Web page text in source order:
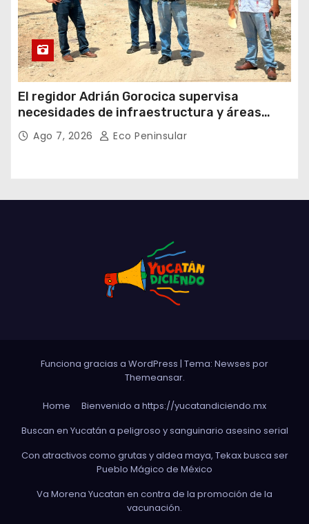
El regidor Adrián Gorocica supervisa
necesidades de infraestructura y áreas
públicas en la comisaría de Caucel
Ago 7, 2026 Eco Peninsular
Funciona gracias a WordPress | Tema: Newses por
Themeansar.
Home
Bienvenido a https://yucatandiciendo.mx
Buscan en Yucatán a peligroso y sanguinario asesino serial
Con atractivos como grutas y aldea maya, Tekax busca ser
Pueblo Mágico de México
Va Morena Yucata‌n en contra de la promoción de la
vacunación.